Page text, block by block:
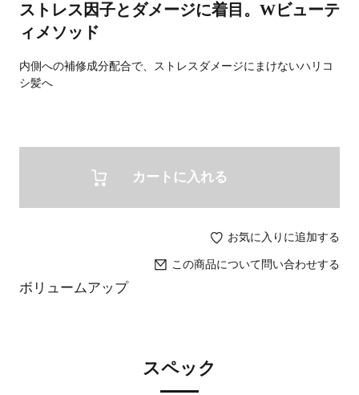
ストレス因子とダメージに着目。Wビューテ
ィメソッド
内側への補修成分配合で、ストレスダメージにまけないハリコ
シ髪へ
カートに入れる
お気に入りに追加する
この商品について問い合わせする
ボリュームアップ
スペック